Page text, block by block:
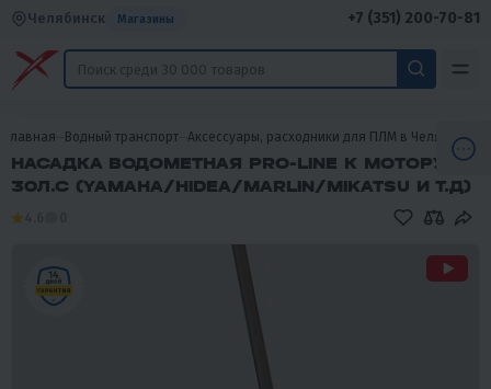
Челябинск Магазины +7 (351) 200-70-81
Главная Водный транспорт Аксессуары, расходники для ПЛМ в Челябинске
НАСАДКА ВОДОМЕТНАЯ PRO-LINE К МОТОРУ Y
30Л.С (YAMAHA/HIDEA/MARLIN/MIKATSU И Т.Д)